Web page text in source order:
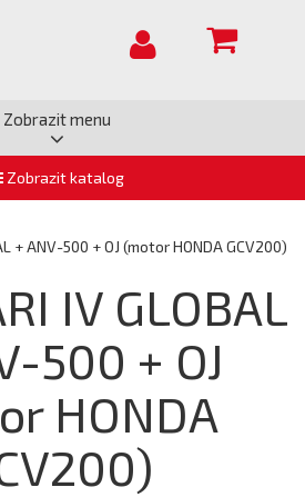
Zobrazit menu
Zobrazit katalog
+ ANV-500 + OJ (motor HONDA GCV200)
IV GLOBAL
500 + OJ
HONDA